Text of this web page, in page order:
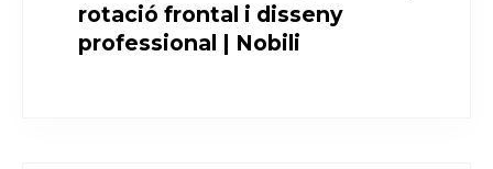
rotació frontal i disseny
professional | Nobili